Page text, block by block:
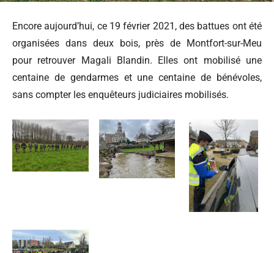
Encore aujourd’hui, ce 19 février 2021, des battues ont été
organisées dans deux bois, près de Montfort-sur-Meu
pour retrouver Magali Blandin. Elles ont mobilisé une
centaine de gendarmes et une centaine de bénévoles,
sans compter les enquêteurs judiciaires mobilisés.